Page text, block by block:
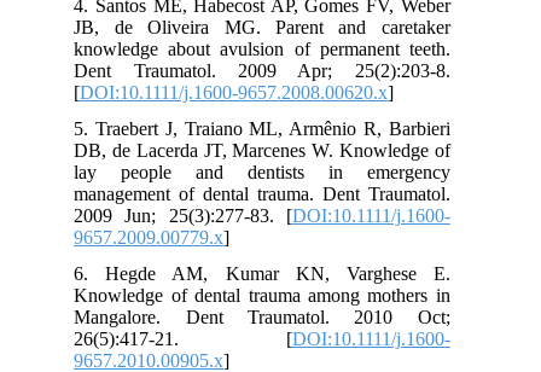
4. Santos ME, Habecost AP, Gomes FV, Weber
JB, de Oliveira MG. Parent and caretaker
knowledge about avulsion of permanent teeth.
Dent Traumatol. 2009 Apr; 25(2):203-8.
[DOI:10.1111/j.1600-9657.2008.00620.x
5. Traebert J, Traiano ML, Armênio R, Barbieri
DB, de Lacerda JT, Marcenes W. Knowledge of
lay people and dentists in emergency
management of dental trauma. Dent Traumatol.
2009 Jun; 25(3):277-83. [DOI:10.1111/j.1600-
9657.2009.00779.x
6. Hegde AM, Kumar KN, Varghese E.
Knowledge of dental trauma among mothers in
Mangalore. Dent Traumatol. 2010 Oct;
26(5):417-21. [DOI:10.1111/j.1600-
9657.2010.00905.x